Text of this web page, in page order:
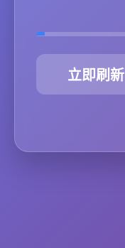
立即刷新